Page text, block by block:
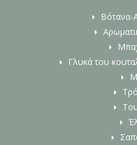
Βότανα-
Γλυκά του